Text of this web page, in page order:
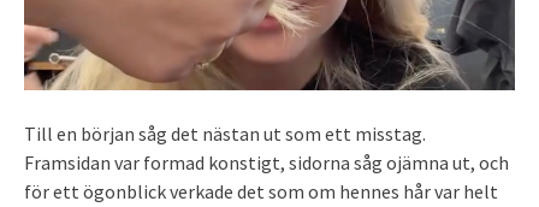
Till en början såg det nästan ut som ett misstag.
Framsidan var formad konstigt, sidorna såg ojämna ut, och
för ett ögonblick verkade det som om hennes hår var helt